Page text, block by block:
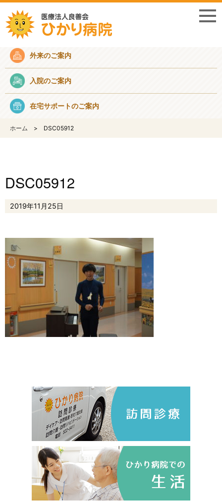
採用情報
外来のご案内
入院のご案内
在宅サポートのご案内
ホーム DSC05912
DSC05912
2019年11月25日